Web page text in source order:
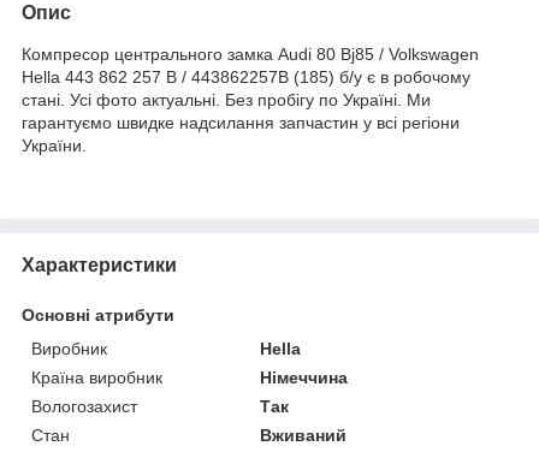
Опис
Компресор центрального замка Audi 80 Bj85 / Volkswagen
Hella 443 862 257 B / 443862257B (185) б/у є в робочому
стані. Усі фото актуальні. Без пробігу по Україні. Ми
гарантуємо швидке надсилання запчастин у всі регіони
України.
Характеристики
Основні атрибути
Виробник
Hella
Країна виробник
Німеччина
Вологозахист
Так
Стан
Вживаний